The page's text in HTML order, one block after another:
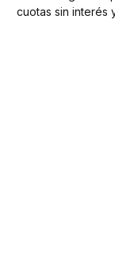
cuotas sin interés